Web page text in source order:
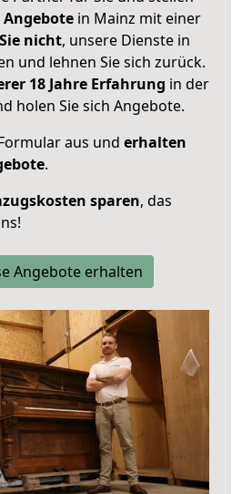
in Mainz mit einer
nicht, unsere Dienste in
und lehnen Sie sich zurück.
18 Jahre Erfahrung in der
holen Sie sich Angebote.
aus und erhalten
.
sparen, das
Angebote erhalten